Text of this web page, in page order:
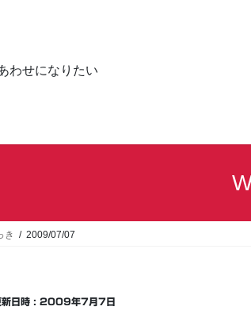
わせになりたい
き 2009/07/07
日時 : 2009年7月7日